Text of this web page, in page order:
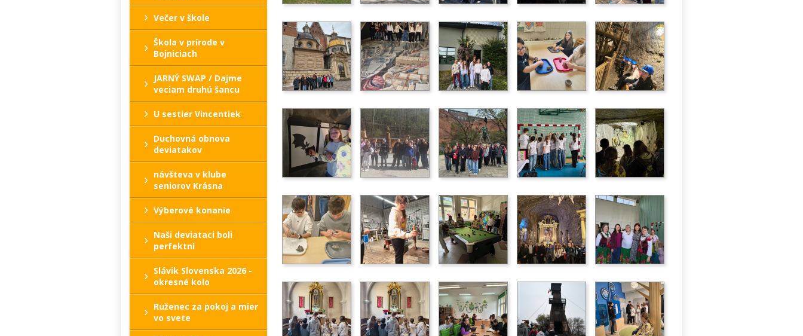
Večer v škole
Škola v prírode v
Bojniciach
JARNÝ SWAP / Dajme
veciam druhú šancu
U sestier Vincentiek
Duchovná obnova
deviatakov
návšteva v klube
seniorov Krásna
Výberové konanie
Naši deviataci boli
perfektní
Slávik Slovenska 2026 -
okresné kolo
Ruženec za pokoj a mier
vo svete